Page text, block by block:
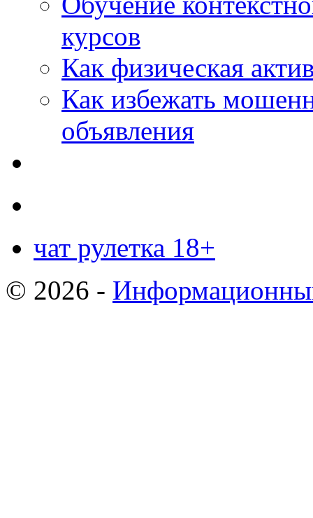
курсов
Как физическая
Как избежать
объявления
чат рулетка 18+
© 2026 -